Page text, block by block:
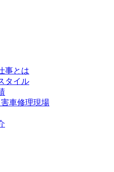
事とは
タイル
車修理現場